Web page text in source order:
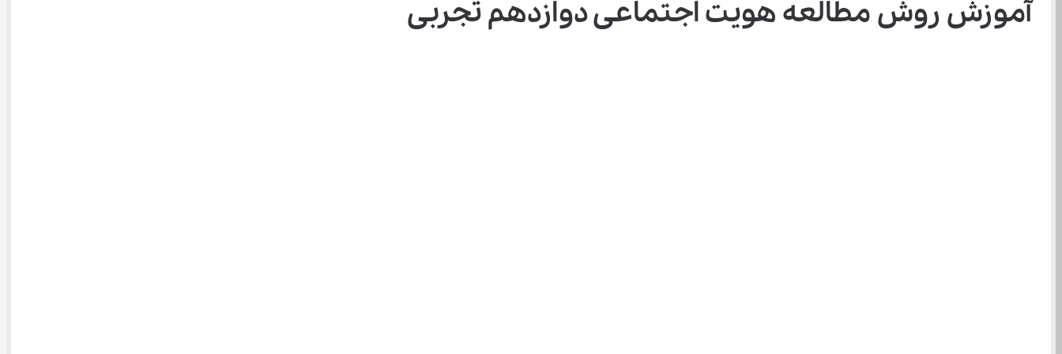
آموزش روش مطالعه هویت اجتماعی دوازدهم تجربی